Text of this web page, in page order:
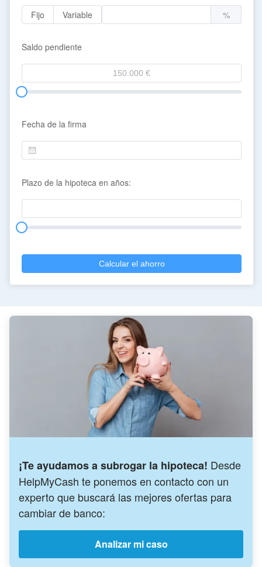
Fijo Variable %
Saldo pendiente
Fecha de la firma
Plazo de la hipoteca en años:
Calcular el ahorro
¡Te ayudamos a subrogar la hipoteca! Desde
HelpMyCash te ponemos en contacto con un
experto que buscará las mejores ofertas para
cambiar de banco:
Analizar mi caso